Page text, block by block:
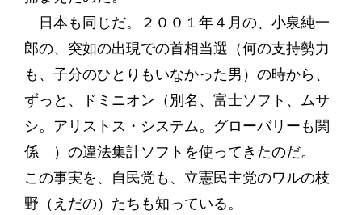
日本も同じだ。２００１年４月の、小泉純一
郎の、突如の出現での首相当選（何の支持勢力
も、子分のひとりもいなかった男）の時から、
ずっと、ドミニオン（別名、富士ソフト、ムサ
シ。アリストス・システム。グローバリーも関
係 ）の違法集計ソフトを使ってきたのだ。
この事実を、自民党も、立憲民主党のワルの枝
野（えだの）たちも知っている。